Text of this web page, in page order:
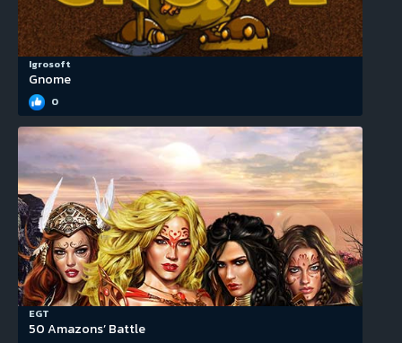
Igrosoft
Gnome
0
EGT
50 Amazons’ Battle